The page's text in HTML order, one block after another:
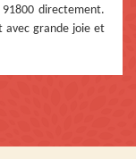
91800 directement.
avec grande joie et